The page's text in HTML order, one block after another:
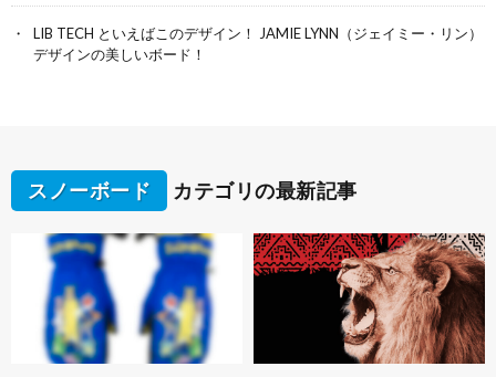
LIB TECH といえばこのデザイン！ JAMIE LYNN（ジェイミー・リン）
デザインの美しいボード！
スノーボード カテゴリの最新記事